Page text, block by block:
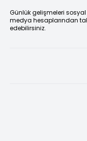
Günlük gelişmeleri sosyal
medya hesaplarından
edebilirsiniz.